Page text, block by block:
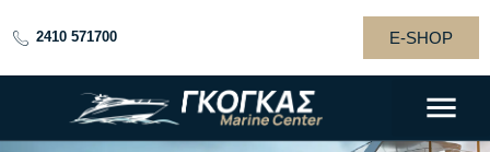
E-SHOP
2410 571700